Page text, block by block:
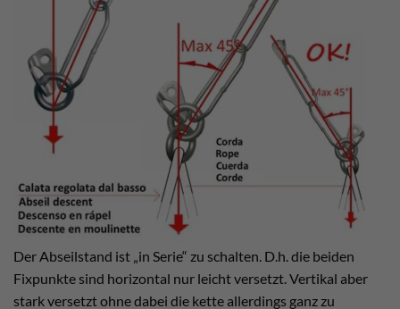
Der Abseilstand ist „in Serie“ zu schalten. D.h. die beiden
Fixpunkte sind horizontal nur leicht versetzt. Vertikal aber
stark versetzt ohne dabei die kette allerdings ganz zu